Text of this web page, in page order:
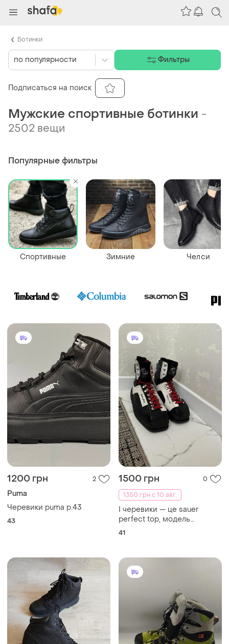
Мужские спортивные ботинки -
2502 вещи
1200 грн 2
Puma
Черевики puma p.43
43
1500 грн
0
1350 грн с 10 авг.
І черевики — це sauer
perfect top, модель
спеціального взуття,
41
Популярные фильтры
Спортивные Зимние Челси
по популярности Фильтры
Подписаться на поиск
Ботинки